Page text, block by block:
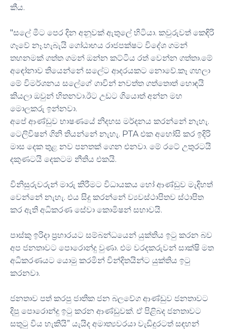
කීය.
"සලේ මීට පෙර දින අනූවක් ඇතුලේ හිටියා. කවුරුවත් කෙඳිරි
ගෑවේ නෑ.හැබැයි ගෝඨාභය රාජපක්ෂට විදේශ ගමන්
තහනමක් ගත්ත ගමන් ඔන්න කට්ටිය රත් වෙන්න ගත්තා.මේ
අඳෝනාව තියෙන්නේ සලේට ආදරයකට නොවේ.කෑ ගහලා
මේ විමර්ශනය සලේගේ ගාවින් නවත්ත ගත්තොත් හොඳයි
කියලා ඔවුන් හිතනවා.ඊට උඩට ගියොත් අන්න මහ
මොලකරු ඉන්නවා.
අපේ ආණ්ඩුව භාෂණයේ නිදහස මර්දනය කරන්නේ නැහැ.
ටෙලිවිෂන් ගිනි තියන්නේ නැහැ. PTA එක අහෝසි කර ඉදිරි
මාස දෙක තුළ නව පනතක් ගෙන එනවා. මේ රටේ උතුරටයි
දකුණටයි දෙකටම නීතිය එකයි.
විනිසුරුවරුන් මාරු කිරීමට විධායකය හෝ ආණ්ඩුව මැදිහත්
වෙන්නේ නැහැ. එය සිදු කරන්නේ ව්‍යවස්ථාපිතව ස්ථාපිත
කර ඇති අධිකරණ සේවා කොමිෂන් සභාවයි.
පාස්කු ඉරිදා ප්‍රහාරයට සම්බන්ධයෙන් යුක්තිය ඉටු කරන බව
අප ජනතාවට පොරොන්දු වුණා. එම වරදකරුවන් සාක්ෂි මත
අධිකරණයට යොමු කරමින් වින්දිතයින්ට යුක්තිය ඉටු
කරනවා.
ජනතාව පත් කරපු ජාතික ජන බලවේග ආණ්ඩුව ජනතාවට
දිපු පොරොන්දු ඉටු කරන ආණ්ඩුවක්. ඒ පිළිබද ජනතාවට
සතුටු විය හැකියි” යැයිද අමාත්‍යවරයා වැඩිදුරටත් සඳහන්